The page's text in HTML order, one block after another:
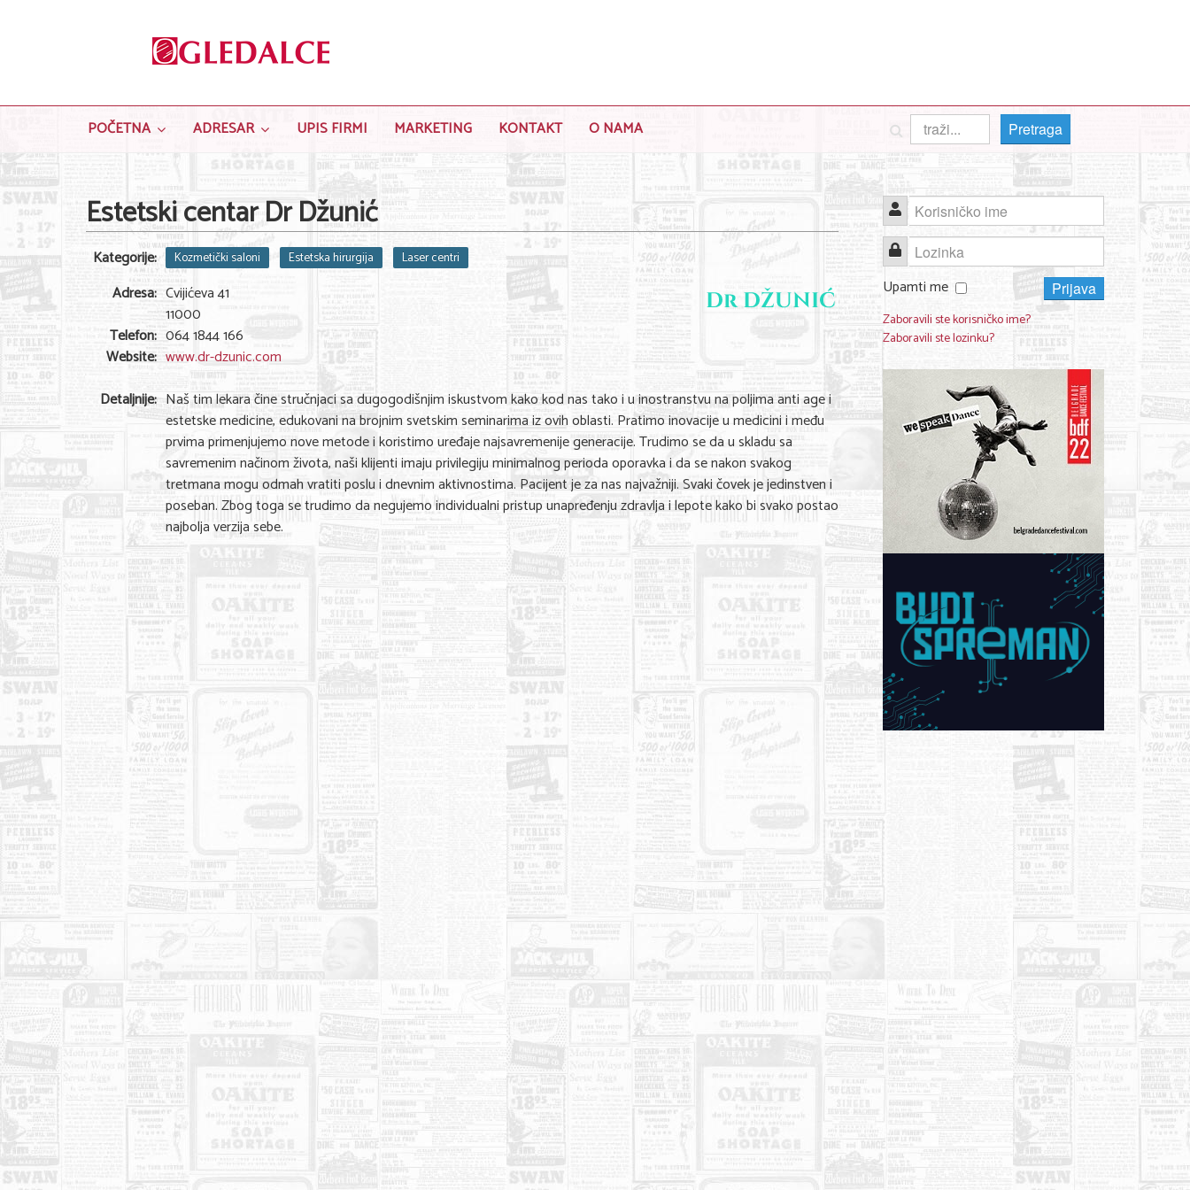
POČETNA ADRESAR UPIS FIRMI MARKETING KONTAKT O NAMA Pretraga
Estetski centar Dr Džunić
Kategorije: Kozmetički saloni Estetska hirurgija Laser centri
Adresa: Cvijićeva 41
11000
Telefon: 064 1844 166
Website: www.dr-dzunic.com
Detaljnije: Naš tim lekara čine stručnjaci sa dugogodišnjim iskustvom kako kod nas tako i u inostranstvu na poljima anti age i
estetske medicine, edukovani na brojnim svetskim seminarima iz ovih oblasti. Pratimo inovacije u medicini i među
prvima primenjujemo nove metode i koristimo uređaje najsavremenije generacije. Trudimo se da u skladu sa
savremenim načinom života, naši klijenti imaju privilegiju minimalnog perioda oporavka i da se nakon svakog
tretmana mogu odmah vratiti poslu i dnevnim aktivnostima. Pacijent je za nas najvažniji. Svaki čovek je jedinstven i
poseban. Zbog toga se trudimo da negujemo individualni pristup unapređenju zdravlja i lepote kako bi svako postao
najbolja verzija sebe.
Korisničko ime
Lozinka
Upamti me
Prijava
Zaboravili ste korisničko ime?
Zaboravili ste lozinku?